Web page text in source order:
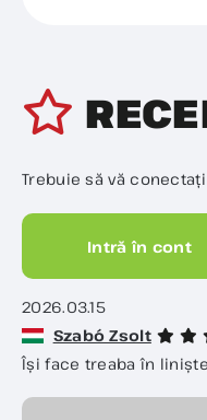
Trebuie să vă
Intră în cont
2026.03.15
Szabó Zsolt
Își face treaba în